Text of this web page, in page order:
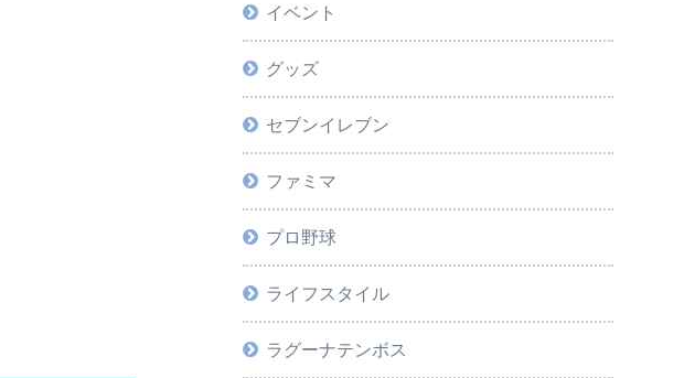
イベント
グッズ
セブンイレブン
ファミマ
プロ野球
ライフスタイル
ラグーナテンボス